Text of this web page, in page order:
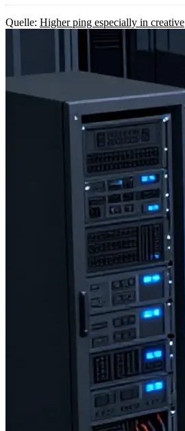
Quelle: Higher ping especially in creative